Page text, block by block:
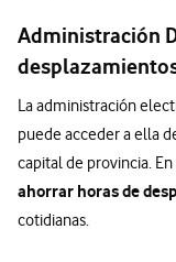
Administración
La administración
puede acceder a ella
capital de provincia.
ahorrar horas de
cotidianas.